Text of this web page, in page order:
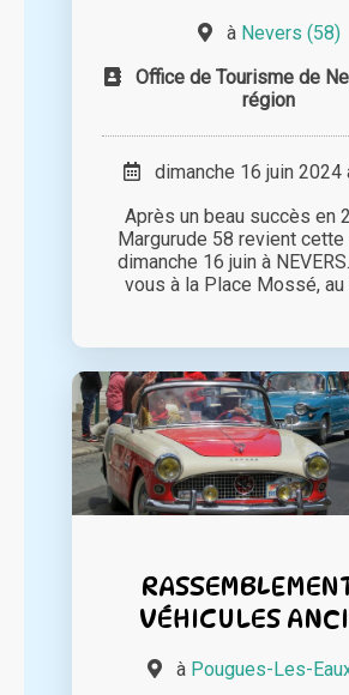
à Nevers (58)
Office de Tourisme de
région
dimanche 16 juin 2024
Après un beau succès en
Margurude 58 revient cette
dimanche 16 juin à
vous à la Place Mossé, au
VÉHICULES
à Pougues-Les-